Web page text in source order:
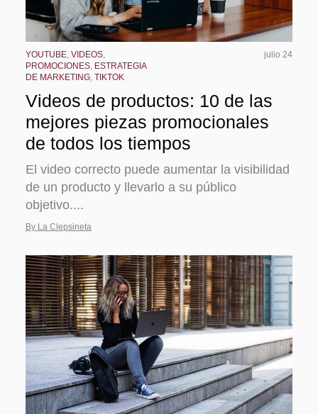
YOUTUBE, VIDEOS,
PROMOCIONES, ESTRATEGIA
DE MARKETING, TIKTOK
julio 24
Videos de productos: 10 de las
mejores piezas promocionales
de todos los tiempos
El video correcto puede aumentar la visibilidad
de un producto y llevarlo a su público
objetivo....
By La Clepsineta